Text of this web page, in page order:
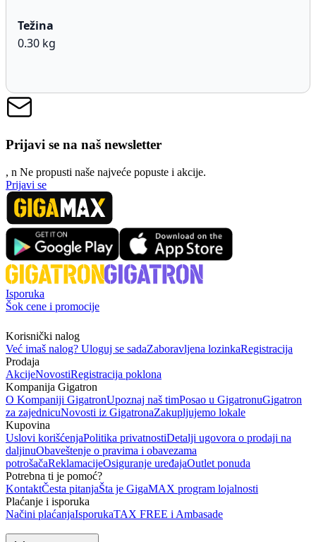
Težina
0.30 kg
Prijavi se na naš newsletter
, n Ne propusti naše najveće popuste i akcije.
Prijavi se
Isporuka
Šok cene i promocije
Korisnički nalog
Već imaš nalog? Uloguj se sadaZaboravljena lozinkaRegistracija
Prodaja
AkcijeNovostiRegistracija poklona
Kompanija Gigatron
O Kompaniji GigatronUpoznaj naš timPosao u GigatronuGigatron
za zajednicuNovosti iz GigatronaZakupljujemo lokale
Kupovina
Uslovi korišćenjaPolitika privatnostiDetalji ugovora o prodaji na
daljinuObaveštenje o pravima i obavezama
potrošačaReklamacijeOsiguranje uređajaOutlet ponuda
Potrebna ti je pomoć?
KontaktČesta pitanjaŠta je GigaMAX program lojalnosti
Plaćanje i isporuka
Načini plaćanjaIsporukaTAX FREE i Ambasade